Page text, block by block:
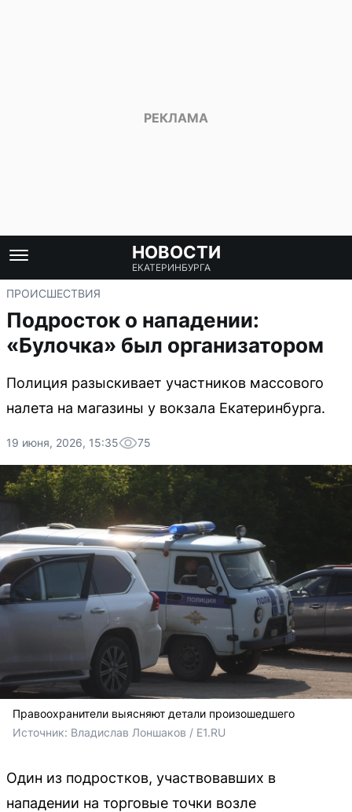
НОВОСТИ
ЕКАТЕРИНБУРГА
ПРОИСШЕСТВИЯ
Подросток о нападении:
«Булочка» был организатором
Полиция разыскивает участников массового
налета на магазины у вокзала Екатеринбурга.
19 июня, 2026, 15:35 75
Правоохранители выясняют детали произошедшего
Источник: Владислав Лоншаков / E1.RU
Один из подростков, участвовавших в
нападении на торговые точки возле